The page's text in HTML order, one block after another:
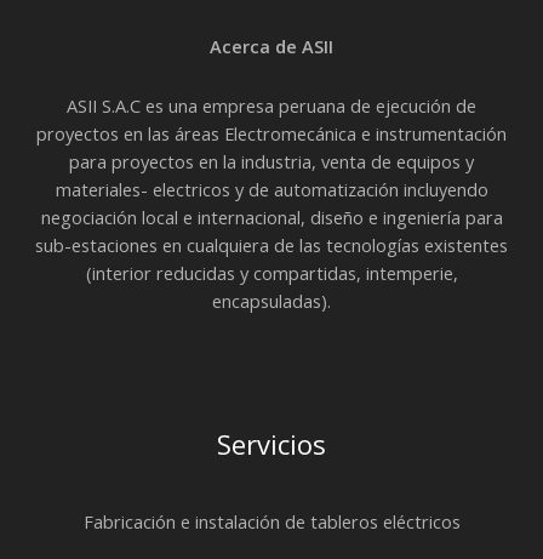
Acerca de ASII
ASII S.A.C es una empresa peruana de ejecución de
proyectos en las áreas Electromecánica e instrumentación
para proyectos en la industria, venta de equipos y
materiales- electricos y de automatización incluyendo
negociación local e internacional, diseño e ingeniería para
sub-estaciones en cualquiera de las tecnologías existentes
(interior reducidas y compartidas, intemperie,
encapsuladas).
Servicios
Fabricación e instalación de tableros eléctricos